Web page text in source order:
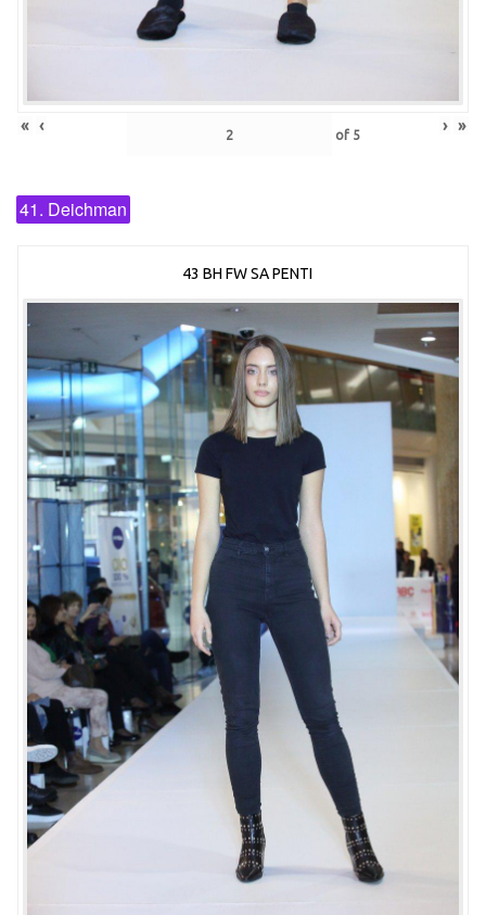
« ‹ of 5 › »
41. Deichman
43 BH FW SA PENTI